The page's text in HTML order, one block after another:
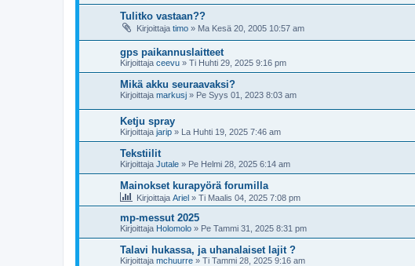
Tulitko vastaan??
Kirjoittaja timo » Ma Kesä 20, 2005 10:57 am
gps paikannuslaitteet
Kirjoittaja ceevu » Ti Huhti 29, 2025 9:16 pm
Mikä akku seuraavaksi?
Kirjoittaja markusj » Pe Syys 01, 2023 8:03 am
Ketju spray
Kirjoittaja jarip » La Huhti 19, 2025 7:46 am
Tekstiilit
Kirjoittaja Jutale » Pe Helmi 28, 2025 6:14 am
Mainokset kurapyörä forumilla
Kirjoittaja Ariel » Ti Maalis 04, 2025 7:08 pm
mp-messut 2025
Kirjoittaja Holomolo » Pe Tammi 31, 2025 8:31 pm
Talavi hukassa, ja uhanalaiset lajit ?
Kirjoittaja mchuurre » Ti Tammi 28, 2025 9:16 am